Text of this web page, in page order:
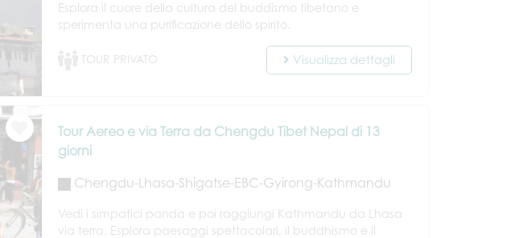
Esplora il cuore della cultura del buddismo tibetano e
sperimenta una purificazione dello spirito.
TOUR PRIVATO Visualizza dettagli
Tour Aereo e via Terra da Chengdu Tibet Nepal di 13
giorni
Chengdu-Lhasa-Shigatse-EBC-Gyirong-Kathmandu
Vedi i simpatici panda e poi raggiungi Kathmandu da Lhasa
via terra. Esplora paesaggi spettacolari, il buddhismo e il